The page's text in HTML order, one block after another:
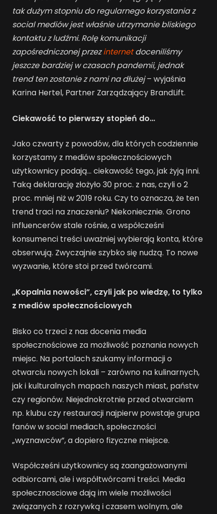
tak dużym stopniu do regularnego korzystania z
social mediów jest właśnie utrzymanie bliskiego
kontaktu z ludźmi. Rolę komunikacji
zapośredniczonej przezinternetdoceniliśmy
jeszcze bardziej w czasach pandemii, jednak
trend ten zostanie z nami na dłużej– wyjaśnia
Karina Hertel, Partner Zarządzający BrandLift.
Ciekawość to pierwszy stopień do…
Jako czwarty z powodów, dla których codziennie
korzystamy z mediów społecznościowych
użytkownicy podają… ciekawość tego, jak żyją inni.
Taką deklarację złożyło 30 proc. z nas, czyli o 2
proc. mniej niż w 2019 roku. Czy to oznacza, że ten
trend traci na znaczeniu? Niekoniecznie. Grono
influencerów stale rośnie, a współcześni
konsumenci treści uważniej wybierają konta, które
obserwują. Zwyczajnie szybko się nudzą. To nowe
wyzwanie, które stoi przed twórcami.
„Kopalnia nowości”, czyli jak po wiedzę, to tylko
z mediów społecznościowych
Bisko co trzeci z nas docenia media
społecznościowe za możliwość poznania nowych
miejsc. Na portalach szukamy informacji o
otwarciu nowych lokali – zarówno na kulinarnych,
jak i kulturalnych mapach naszych miast, państw
czy regionów. Niejednokrotnie przed otwarciem
np. klubu czy restauracji najpierw powstaje grupa
fanów w social mediach, społeczności
„wyznawców”, a dopiero fizyczne miejsce.
Współcześni użytkownicy są zaangażowanymi
odbiorcami, ale i współtwórcami treści. Media
społecznosciowe dają im wiele możliwości
związanych z rozrywką i czasem wolnym, ale